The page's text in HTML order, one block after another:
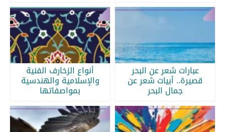
عبارات شعر عن البحر
قصيرة.. أبيات شعر عن
جمال البحر
أنواع الزخارف الفنية
والإسلامية والهندسية
بمواصفاتها